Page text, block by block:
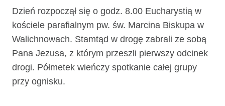
Dzień rozpoczął się o godz. 8.00 Eucharystią w
kościele parafialnym pw. św. Marcina Biskupa w
Walichnowach. Stamtąd w drogę zabrali ze sobą
Pana Jezusa, z którym przeszli pierwszy odcinek
drogi. Półmetek wieńczy spotkanie całej grupy
przy ognisku.